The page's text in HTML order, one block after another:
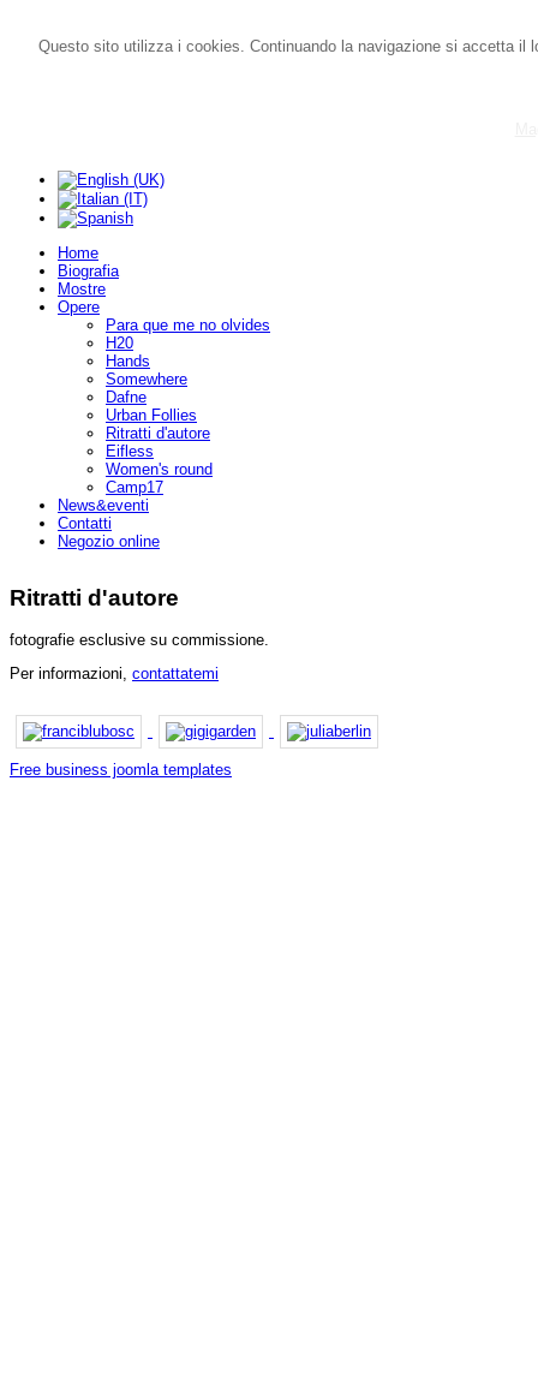
Questo sito utilizza i cookies. Continuando la navigazione si accetta
Home
Biografia
Mostre
Opere
Para que me no olvides
H20
Hands
Somewhere
Dafne
Urban Follies
Ritratti d'autore
Eifless
Women's round
Camp17
News&eventi
Contatti
Negozio online
Ritratti d'autore
fotografie esclusive su commissione.
Per informazioni, contattatemi
Free business joomla templates